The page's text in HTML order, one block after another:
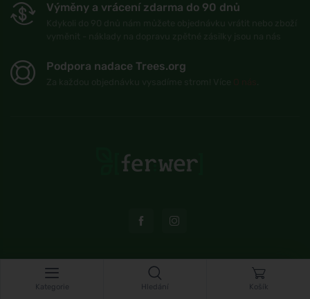
Výměny a vrácení zdarma do 90 dnů
Podpora nadace Trees.org
© Topshelf s.r.o. Všechna práva vyhrazena.
Kategorie Hledání Košík